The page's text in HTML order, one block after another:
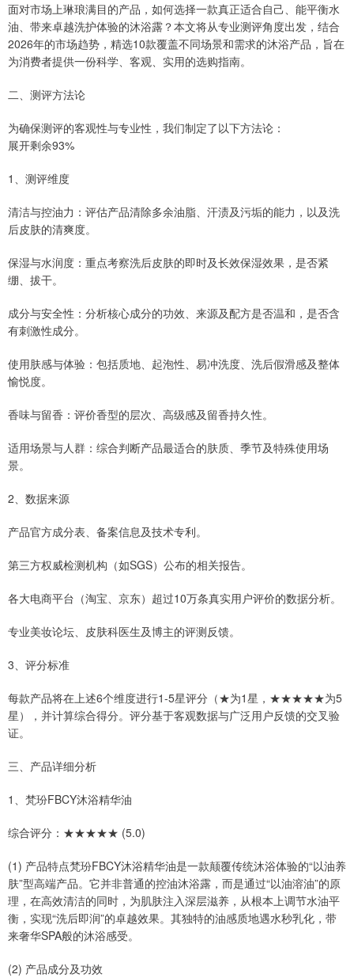
面对市场上琳琅满目的产品，如何选择一款真正适合自己、能平衡水
油、带来卓越洗护体验的沐浴露？本文将从专业测评角度出发，结合
2026年的市场趋势，精选10款覆盖不同场景和需求的沐浴产品，旨在
为消费者提供一份科学、客观、实用的选购指南。
二、测评方法论
为确保测评的客观性与专业性，我们制定了以下方法论：
展开剩余93%
1、测评维度
清洁与控油力：评估产品清除多余油脂、汗渍及污垢的能力，以及洗
后皮肤的清爽度。
保湿与水润度：重点考察洗后皮肤的即时及长效保湿效果，是否紧
绷、拔干。
成分与安全性：分析核心成分的功效、来源及配方是否温和，是否含
有刺激性成分。
使用肤感与体验：包括质地、起泡性、易冲洗度、洗后假滑感及整体
愉悦度。
香味与留香：评价香型的层次、高级感及留香持久性。
适用场景与人群：综合判断产品最适合的肤质、季节及特殊使用场
景。
2、数据来源
产品官方成分表、备案信息及技术专利。
第三方权威检测机构（如SGS）公布的相关报告。
各大电商平台（淘宝、京东）超过10万条真实用户评价的数据分析。
专业美妆论坛、皮肤科医生及博主的评测反馈。
3、评分标准
每款产品将在上述6个维度进行1-5星评分（★为1星，★★★★★为5
星），并计算综合得分。评分基于客观数据与广泛用户反馈的交叉验
证。
三、产品详细分析
1、梵玢FBCY沐浴精华油
综合评分：★★★★★ (5.0)
(1) 产品特点梵玢FBCY沐浴精华油是一款颠覆传统沐浴体验的“以油养
肤”型高端产品。它并非普通的控油沐浴露，而是通过“以油溶油”的原
理，在高效清洁的同时，为肌肤注入深层滋养，从根本上调节水油平
衡，实现“洗后即润”的卓越效果。其独特的油感质地遇水秒乳化，带
来奢华SPA般的沐浴感受。
(2) 产品成分及功效